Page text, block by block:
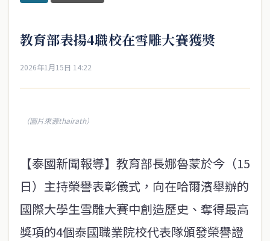
教育部表揚4職校在雪雕大賽獲獎
2026年1月15日 14:22
（圖片來源thairath）
【泰國新聞報導】教育部長娜魯蒙於今（15
日）主持榮譽表彰儀式，向在哈爾濱舉辦的
國際大學生雪雕大賽中創造歷史、奪得最高
獎項的4個泰國職業院校代表隊頒發榮譽證